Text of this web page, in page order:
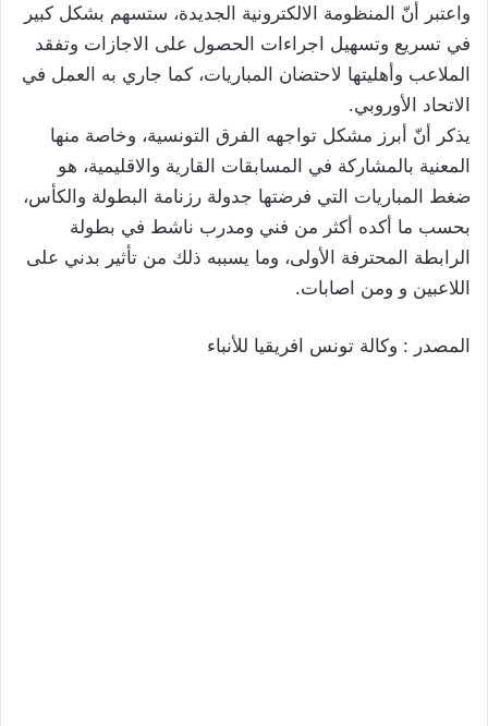
واعتبر أنّ المنظومة الالكترونية الجديدة، ستسهم بشكل كبير
في تسريع وتسهيل اجراءات الحصول على الاجازات وتفقد
الملاعب وأهليتها لاحتضان المباريات، كما جاري به العمل في
الاتحاد الأوروبي.
يذكر أنّ أبرز مشكل تواجهه الفرق التونسية، وخاصة منها
المعنية بالمشاركة في المسابقات القارية والاقليمية، هو
ضغط المباريات التي فرضتها جدولة رزنامة البطولة والكأس،
بحسب ما أكده أكثر من فني ومدرب ناشط في بطولة
الرابطة المحترفة الأولى، وما يسببه ذلك من تأثير بدني على
اللاعبين و ومن اصابات.
المصدر : وكالة تونس افريقيا للأنباء